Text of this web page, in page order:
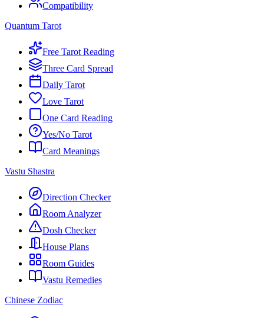
Compatibility
Quantum Tarot
Free Tarot Reading
Three Card Spread
Daily Tarot
Love Tarot
One Card Reading
Yes/No Tarot
Card Meanings
Vastu Shastra
Direction Checker
Room Analyzer
Dosh Checker
House Plans
Room Guides
Vastu Remedies
Chinese Zodiac